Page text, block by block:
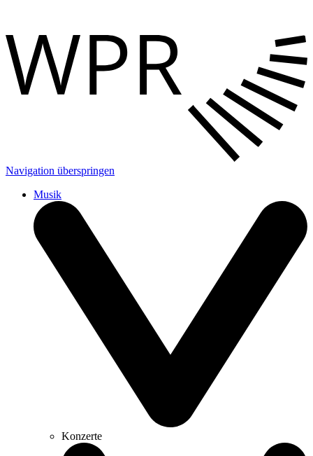
Navigation überspringen
Musik
Konzerte